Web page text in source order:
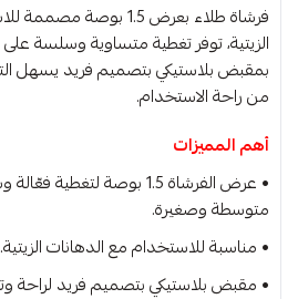
فرشاة طلاء بعرض 1.5
الزيتية، توفر تغطية متساوية وسلسة
بمقبض بلاستيكي بتصميم فريد يسهل
من راحة الاستخدام.
أهم المميزات
• عرض الفرشاة 1.5 بوصة
متوسطة وصغيرة.
• مناسبة للاستخدام مع الدهانات الزيتية.
• مقبض بلاستيكي بتصميم فريد لراحة